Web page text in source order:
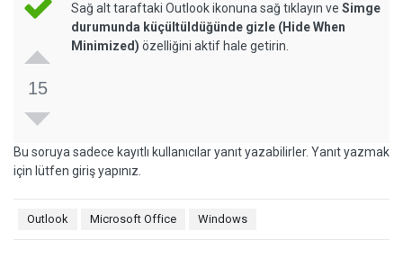
15
Sağ alt taraftaki Outlook ikonuna sağ tıklayın ve Simge
durumunda küçültüldüğünde gizle (Hide When
Minimized) özelliğini aktif hale getirin.
Bu soruya sadece kayıtlı kullanıcılar yanıt yazabilirler. Yanıt yazmak
için lütfen giriş yapınız.
Outlook Microsoft Office Windows